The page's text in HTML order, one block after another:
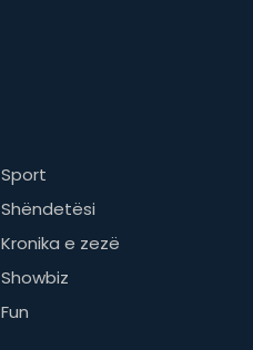
Sport
Shëndetësi
Kronika e zezë
Showbiz
Fun